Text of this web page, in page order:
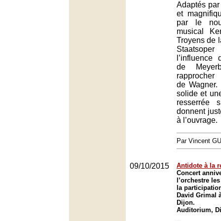
Adaptés
et
par le
musical
Troyens de
l’influence
de
rapprocher
de
solide et
resserrée
donnent
à l’ouvrage.
Par Vincent
09/10/2015
Antidote à la
Concert
l’orchestre
la
David Grimal
Dijon.
Auditorium,